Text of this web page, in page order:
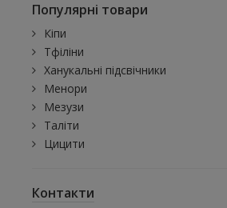
Популярні товари
Кіпи
Тфіліни
Ханукальні підсвічники
Менори
Мезузи
Таліти
Цицити
Контакти